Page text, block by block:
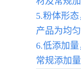
5.粉体形
产品为均
6.低添加
常规添加